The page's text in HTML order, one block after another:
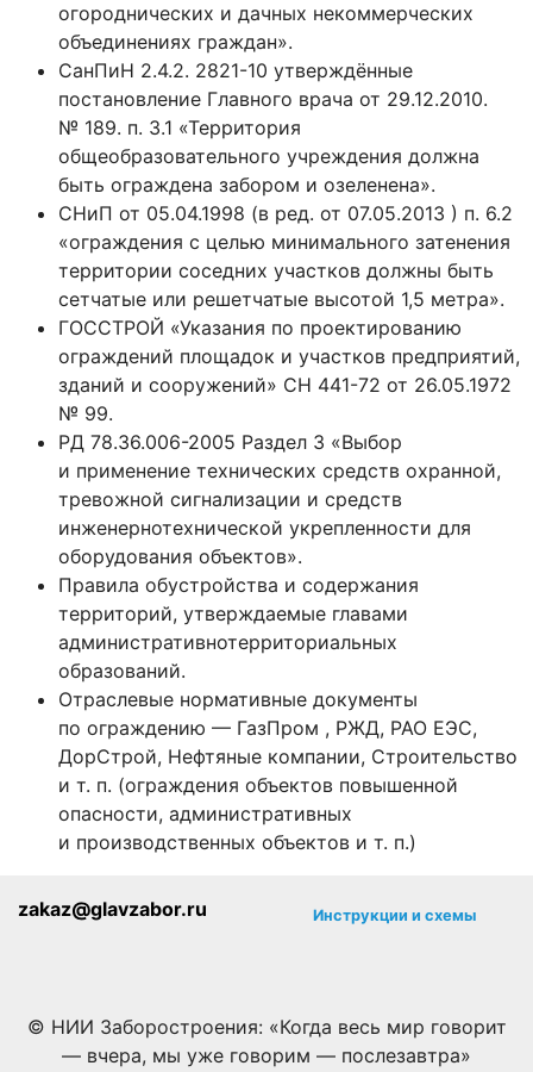
огороднических и дачных некоммерческих
объединениях граждан».
СанПиН 2.4.2. 2821-10 утверждённые
постановление Главного врача от 29.12.2010.
№ 189. п. 3.1 «Территория
общеобразовательного учреждения должна
быть ограждена забором и озеленена».
СНиП от 05.04.1998 (в ред. от 07.05.2013 ) п. 6.2
«ограждения с целью минимального затенения
территории соседних участков должны быть
сетчатые или решетчатые высотой 1,5 метра».
ГОССТРОЙ «Указания по проектированию
ограждений площадок и участков предприятий,
зданий и сооружений» СН 441-72 от 26.05.1972
№ 99.
РД 78.36.006-2005 Раздел 3 «Выбор
и применение технических средств охранной,
тревожной сигнализации и средств
инженернотехнической укрепленности для
оборудования объектов».
Правила обустройства и содержания
территорий, утверждаемые главами
административнотерриториальных
образований.
Отраслевые нормативные документы
по ограждению — ГазПром , РЖД, РАО ЕЭС,
ДорСтрой, Нефтяные компании, Строительство
и т. п. (ограждения объектов повышенной
опасности, административных
и производственных объектов и т. п.)
zakaz@glavzabor.ru Инструкции и схемы
© НИИ Заборостроения: «Когда весь мир говорит
— вчера, мы уже говорим — послезавтра»